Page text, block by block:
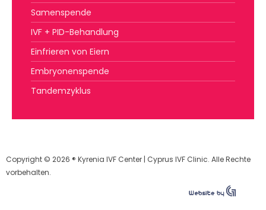
Samenspende
IVF + PID-Behandlung
Einfrieren von Eiern
Embryonenspende
Tandemzyklus
Copyright © 2026 ® Kyrenia IVF Center | Cyprus IVF Clinic. Alle Rechte
vorbehalten.